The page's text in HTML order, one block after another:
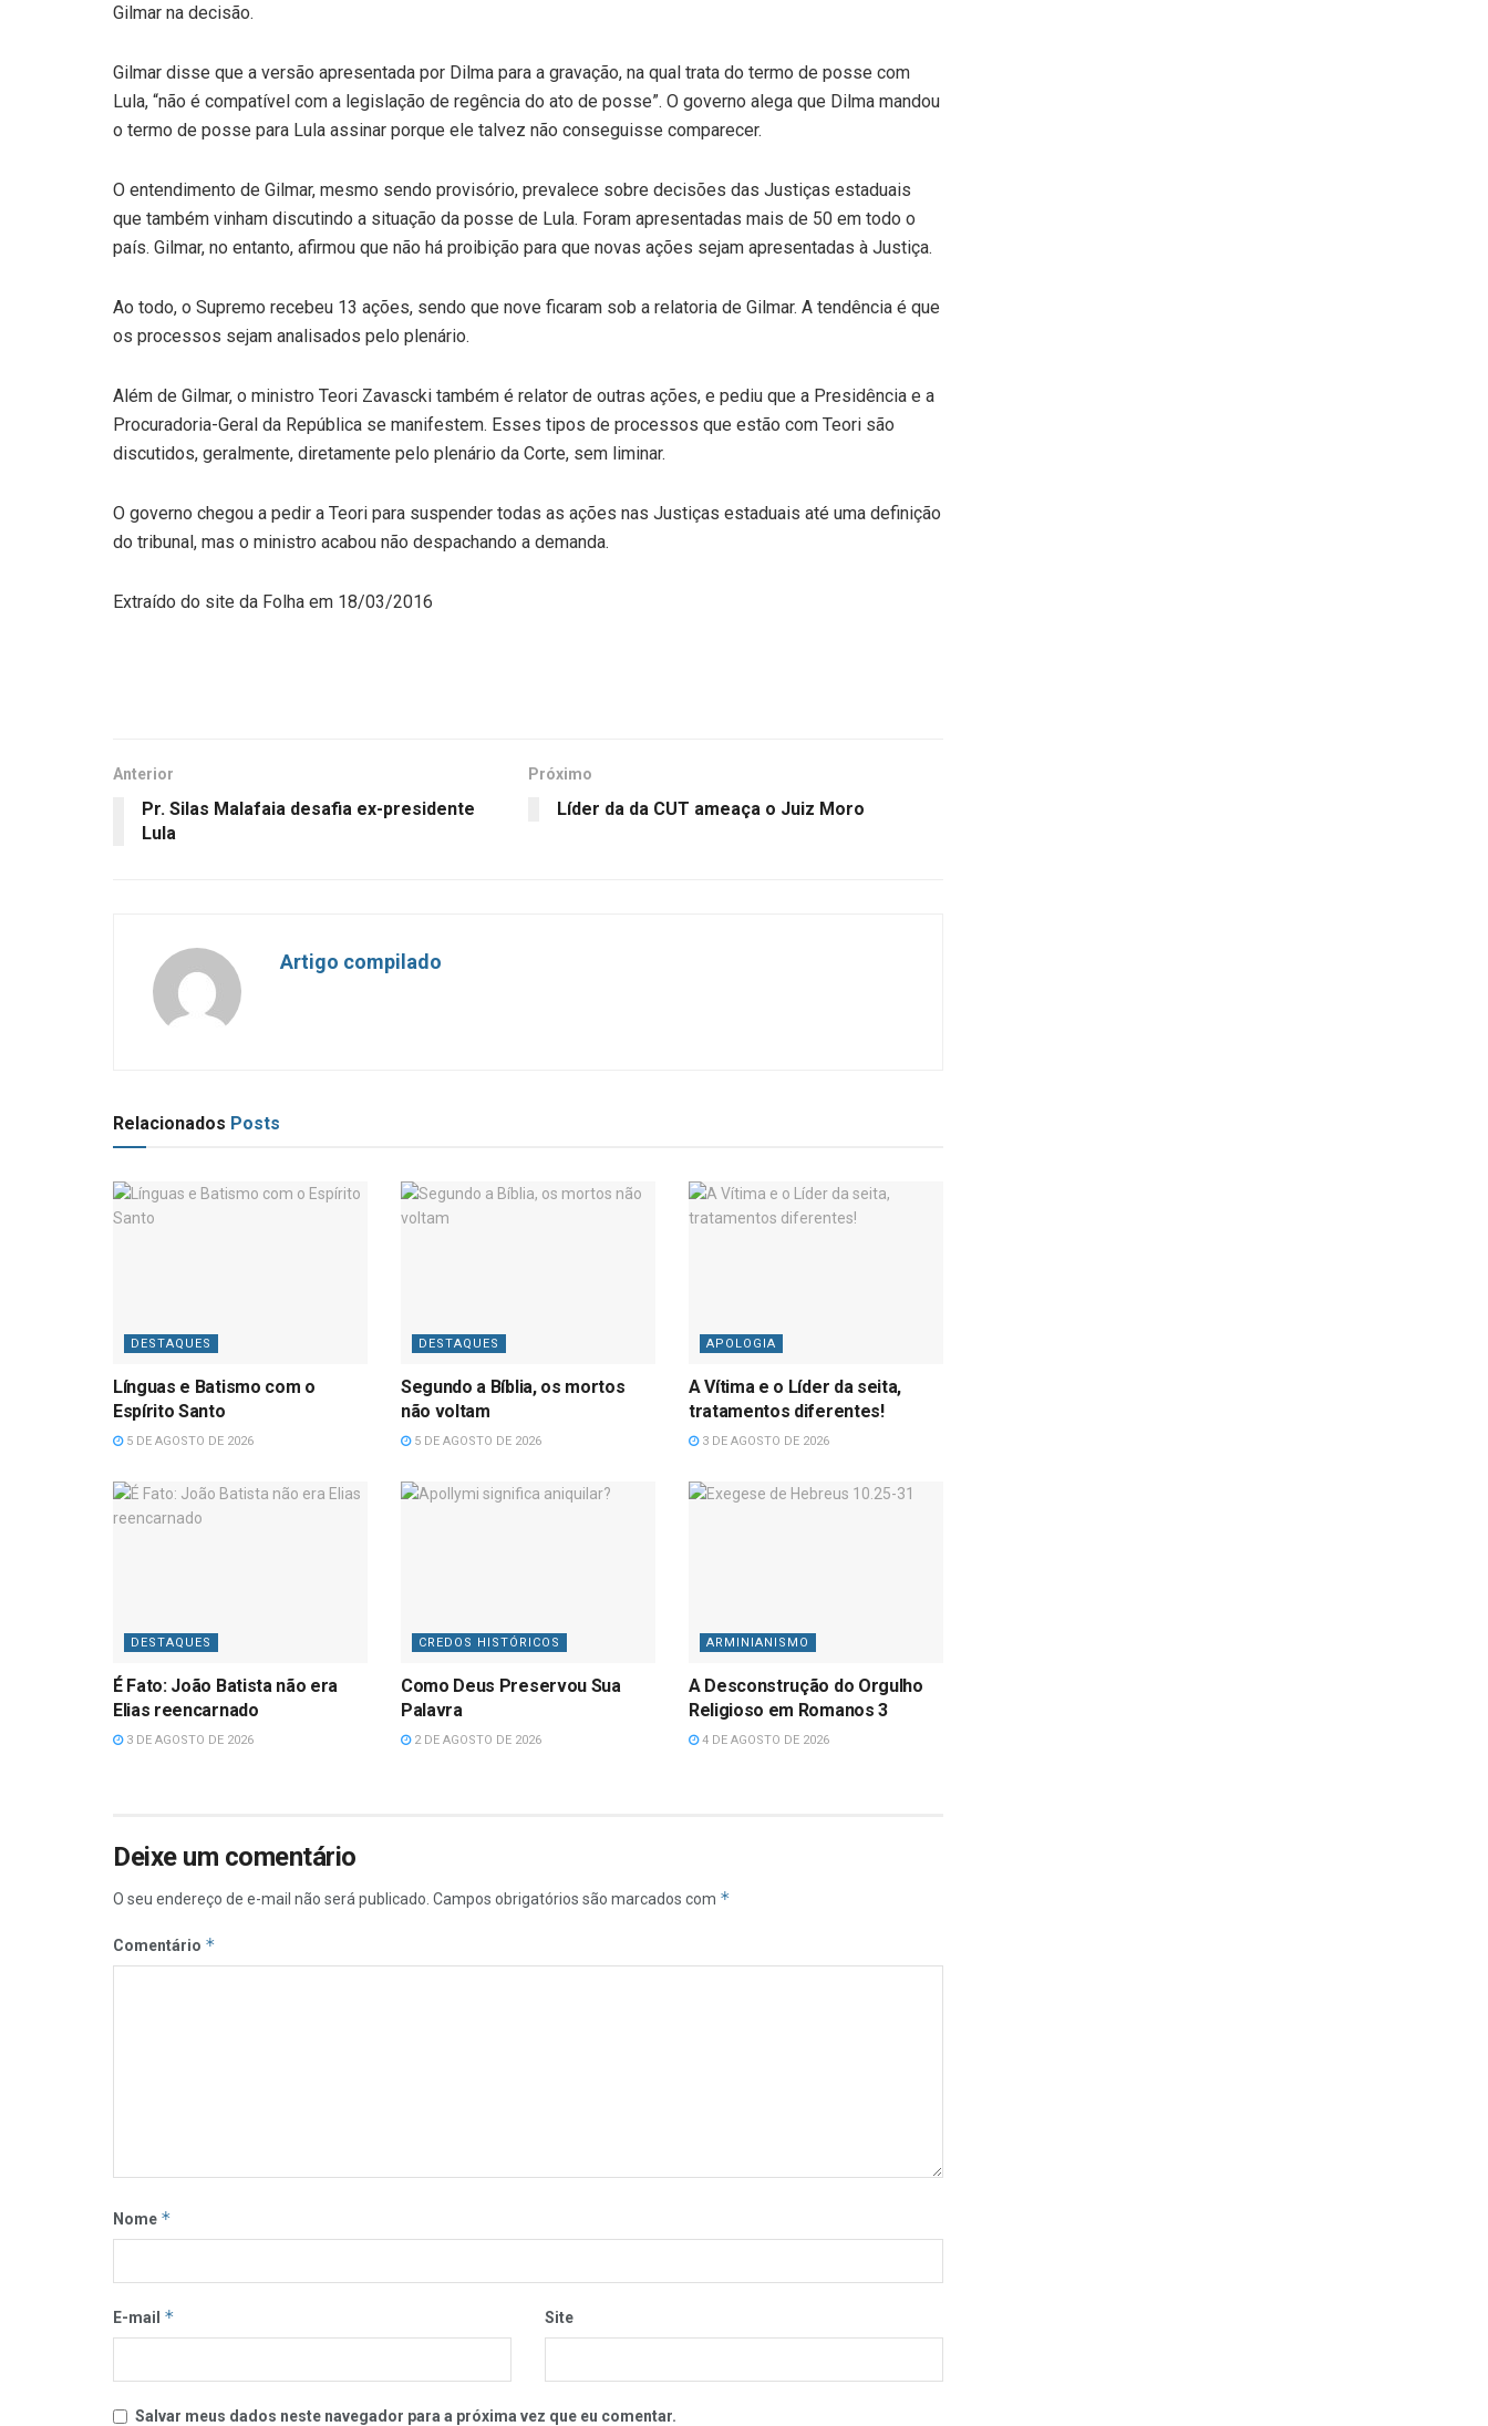
Gilmar na decisão.
Gilmar disse que a versão apresentada por Dilma para a gravação, na qual trata do termo de posse com
Lula, “não é compatível com a legislação de regência do ato de posse”. O governo alega que Dilma mandou
o termo de posse para Lula assinar porque ele talvez não conseguisse comparecer.
O entendimento de Gilmar, mesmo sendo provisório, prevalece sobre decisões das Justiças estaduais
que também vinham discutindo a situação da posse de Lula. Foram apresentadas mais de 50 em todo o
país. Gilmar, no entanto, afirmou que não há proibição para que novas ações sejam apresentadas à Justiça.
Ao todo, o Supremo recebeu 13 ações, sendo que nove ficaram sob a relatoria de Gilmar. A tendência é que
os processos sejam analisados pelo plenário.
Além de Gilmar, o ministro Teori Zavascki também é relator de outras ações, e pediu que a Presidência e a
Procuradoria-Geral da República se manifestem. Esses tipos de processos que estão com Teori são
discutidos, geralmente, diretamente pelo plenário da Corte, sem liminar.
O governo chegou a pedir a Teori para suspender todas as ações nas Justiças estaduais até uma definição
do tribunal, mas o ministro acabou não despachando a demanda.
Extraído do site da Folha em 18/03/2016
Anterior
Pr. Silas Malafaia desafia ex-presidente
Lula
Próximo
Líder da da CUT ameaça o Juiz Moro
Artigo compilado
Relacionados Posts
DESTAQUES
Línguas e Batismo com o
Espírito Santo
5 DE AGOSTO DE 2026
DESTAQUES
Segundo a Bíblia, os mortos
não voltam
5 DE AGOSTO DE 2026
APOLOGIA
A Vítima e o Líder da seita,
tratamentos diferentes!
3 DE AGOSTO DE 2026
DESTAQUES
É Fato: João Batista não era
Elias reencarnado
3 DE AGOSTO DE 2026
CREDOS HISTÓRICOS
Como Deus Preservou Sua
Palavra
2 DE AGOSTO DE 2026
ARMINIANISMO
A Desconstrução do Orgulho
Religioso em Romanos 3
4 DE AGOSTO DE 2026
Deixe um comentário
O seu endereço de e-mail não será publicado. Campos obrigatórios são marcados com *
Comentário *
Nome *
E-mail * Site
Salvar meus dados neste navegador para a próxima vez que eu comentar.